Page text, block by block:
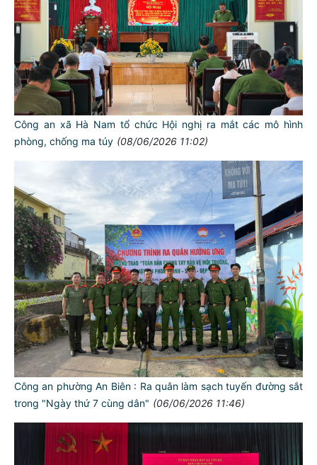
Công an xã Hà Nam tổ chức Hội nghị ra mắt các mô hình
phòng, chống ma túy (08/06/2026 11:02)
Công an phường An Biên : Ra quân làm sạch tuyến đường sắt
trong "Ngày thứ 7 cùng dân" (06/06/2026 11:46)